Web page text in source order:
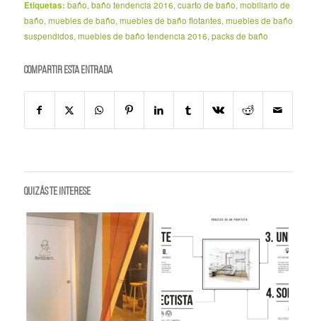
Etiquetas: baño,baño tendencia 2016,cuarto de baño,mobiliario de
baño,muebles de baño,muebles de baño flotantes,muebles de baño
suspendidos,muebles de baño tendencia 2016,packs de baño
Compartir esta entrada
Quizás te interese